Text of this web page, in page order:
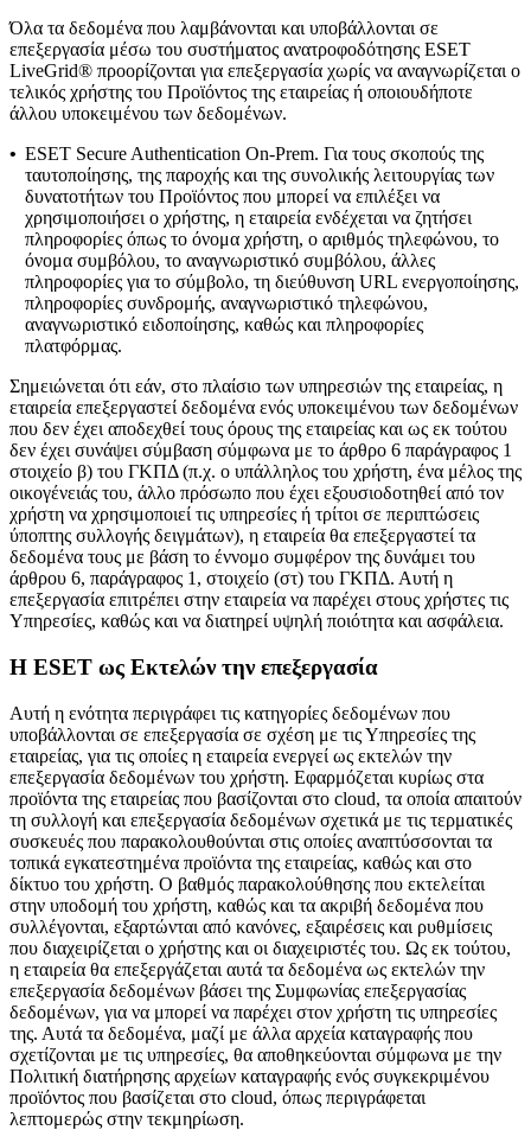
Όλα τα δεδομένα που λαμβάνονται και υποβάλλονται σε
επεξεργασία μέσω του συστήματος ανατροφοδότησης ESET
LiveGrid® προορίζονται για επεξεργασία χωρίς να αναγνωρίζεται ο
τελικός χρήστης του Προϊόντος της εταιρείας ή οποιουδήποτε
άλλου υποκειμένου των δεδομένων.
• ESET Secure Authentication On-Prem. Για τους σκοπούς της
ταυτοποίησης, της παροχής και της συνολικής λειτουργίας των
δυνατοτήτων του Προϊόντος που μπορεί να επιλέξει να
χρησιμοποιήσει ο χρήστης, η εταιρεία ενδέχεται να ζητήσει
πληροφορίες όπως το όνομα χρήστη, ο αριθμός τηλεφώνου, το
όνομα συμβόλου, το αναγνωριστικό συμβόλου, άλλες
πληροφορίες για το σύμβολο, τη διεύθυνση URL ενεργοποίησης,
πληροφορίες συνδρομής, αναγνωριστικό τηλεφώνου,
αναγνωριστικό ειδοποίησης, καθώς και πληροφορίες
πλατφόρμας.
Σημειώνεται ότι εάν, στο πλαίσιο των υπηρεσιών της εταιρείας, η
εταιρεία επεξεργαστεί δεδομένα ενός υποκειμένου των δεδομένων
που δεν έχει αποδεχθεί τους όρους της εταιρείας και ως εκ τούτου
δεν έχει συνάψει σύμβαση σύμφωνα με το άρθρο 6 παράγραφος 1
στοιχείο β) του ΓΚΠΔ (π.χ. ο υπάλληλος του χρήστη, ένα μέλος της
οικογένειάς του, άλλο πρόσωπο που έχει εξουσιοδοτηθεί από τον
χρήστη να χρησιμοποιεί τις υπηρεσίες ή τρίτοι σε περιπτώσεις
ύποπτης συλλογής δειγμάτων), η εταιρεία θα επεξεργαστεί τα
δεδομένα τους με βάση το έννομο συμφέρον της δυνάμει του
άρθρου 6, παράγραφος 1, στοιχείο (στ) του ΓΚΠΔ. Αυτή η
επεξεργασία επιτρέπει στην εταιρεία να παρέχει στους χρήστες τις
Υπηρεσίες, καθώς και να διατηρεί υψηλή ποιότητα και ασφάλεια.
Η ESET ως Εκτελών την επεξεργασία
Αυτή η ενότητα περιγράφει τις κατηγορίες δεδομένων που
υποβάλλονται σε επεξεργασία σε σχέση με τις Υπηρεσίες της
εταιρείας, για τις οποίες η εταιρεία ενεργεί ως εκτελών την
επεξεργασία δεδομένων του χρήστη. Εφαρμόζεται κυρίως στα
προϊόντα της εταιρείας που βασίζονται στο cloud, τα οποία απαιτούν
τη συλλογή και επεξεργασία δεδομένων σχετικά με τις τερματικές
συσκευές που παρακολουθούνται στις οποίες αναπτύσσονται τα
τοπικά εγκατεστημένα προϊόντα της εταιρείας, καθώς και στο
δίκτυο του χρήστη. Ο βαθμός παρακολούθησης που εκτελείται
στην υποδομή του χρήστη, καθώς και τα ακριβή δεδομένα που
συλλέγονται, εξαρτώνται από κανόνες, εξαιρέσεις και ρυθμίσεις
που διαχειρίζεται ο χρήστης και οι διαχειριστές του. Ως εκ τούτου,
η εταιρεία θα επεξεργάζεται αυτά τα δεδομένα ως εκτελών την
επεξεργασία δεδομένων βάσει της Συμφωνίας επεξεργασίας
δεδομένων, για να μπορεί να παρέχει στον χρήστη τις υπηρεσίες
της. Αυτά τα δεδομένα, μαζί με άλλα αρχεία καταγραφής που
σχετίζονται με τις υπηρεσίες, θα αποθηκεύονται σύμφωνα με την
Πολιτική διατήρησης αρχείων καταγραφής ενός συγκεκριμένου
προϊόντος που βασίζεται στο cloud, όπως περιγράφεται
λεπτομερώς στην τεκμηρίωση.